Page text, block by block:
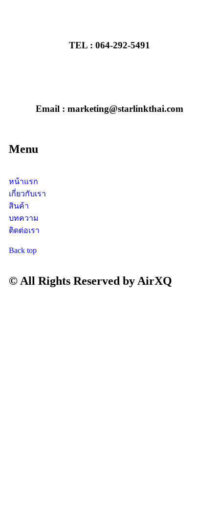
TEL : 064-292-5491
Email : marketing@starlinkthai.com
Menu
หน้าแรก
เกี่ยวกับเรา
สินค้า
บทความ
ติดต่อเรา
Back top
© All Rights Reserved by AirXQ